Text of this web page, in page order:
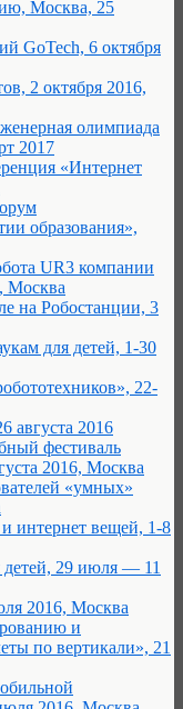
Москва, 25
GoTech, 6 октября
2 октября 2016,
олимпиада
2017
«Интернет
образования»,
UR3 компании
Москва
на Робостанции, 3
для детей, 1-30
22-
августа 2016
фестиваль
2016, Москва
«умных»
интернет вещей, 1-8
детей, 29 июля — 11
2016, Москва
и
по вертикали», 21